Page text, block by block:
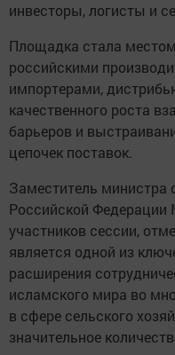
инвесторы, логисты и
Площадка стала
российскими
импортерами,
качественного роста
барьеров и
цепочек поставок.
Заместитель министра
Российской Федерации
участников сессии,
является одной из
расширения
исламского мира во
в сфере сельского
значительное